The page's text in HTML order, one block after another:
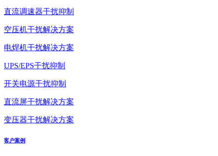
直流调速器干扰抑制
空压机干扰解决方案
电焊机干扰解决方案
UPS/EPS干扰抑制
开关电源干扰抑制
直流屏干扰解决方案
变压器干扰解决方案
客户案例